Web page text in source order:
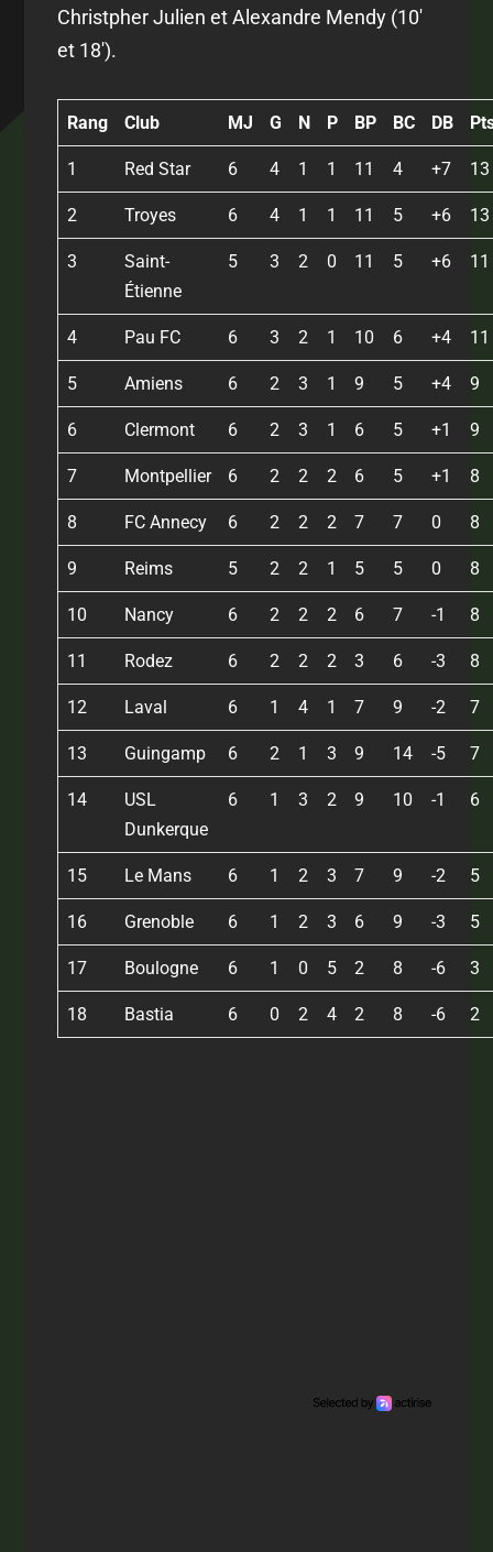
Christpher Julien et Alexandre Mendy (10'
et 18').
Rang Club MJ G N P BP BC DB
1 Red Star 6 4 1 1 11 4 +7 13
2 Troyes 6 4 1 1 11 5 +6 13
3
Saint-
Étienne
5 3 2 0 11 5 +6 11
4 Pau FC 6 3 2 1 10 6 +4 11
5 Amiens 6 2 3 1 9 5 +4 9
6 Clermont 6 2 3 1 6 5 +1 9
7 Montpellier 6 2 2 2 6 5 +1 8
8 FC Annecy 6 2 2 2 7 7 0 8
9 Reims 5 2 2 1 5 5 0 8
10 Nancy 6 2 2 2 6 7 -1 8
11 Rodez 6 2 2 2 3 6 -3 8
12 Laval 6 1 4 1 7 9 -2 7
13 Guingamp 6 2 1 3 9 14 -5 7
14
USL
Dunkerque
6 1 3 2 9 10 -1 6
15 Le Mans 6 1 2 3 7 9 -2 5
16 Grenoble 6 1 2 3 6 9 -3 5
17 Boulogne 6 1 0 5 2 8 -6 3
18 Bastia 6 0 2 4 2 8 -6 2